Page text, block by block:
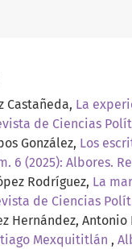
Castañeda, La
de Ciencias
González, Los
6 (2025): Albores.
Rodríguez, La
de Ciencias
Hernández,
Mexquititlán ,